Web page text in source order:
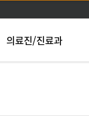
의료진/진료과